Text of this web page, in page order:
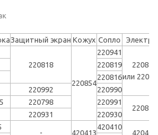
Защитный экран Кожух Сопло
220818
220854
220941
220842
или
220819
220816
220992
220990
220798 220991
220842
220931
220930
- 420413
420410
420408